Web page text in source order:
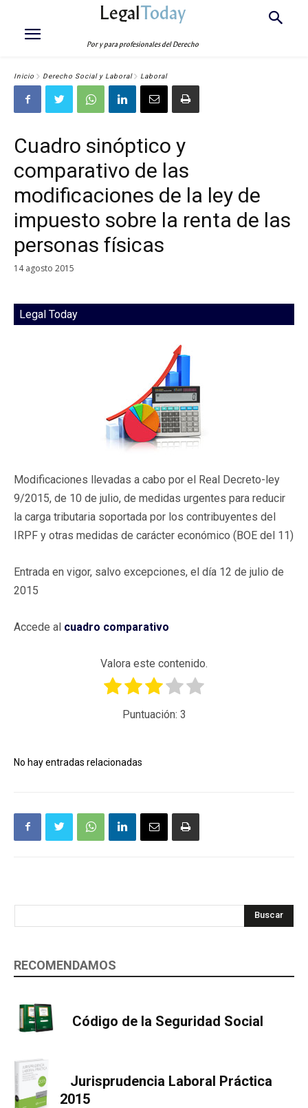
LegalToday
Por y para profesionales del Derecho
Inicio Derecho Social y Laboral Laboral
Cuadro sinóptico y
comparativo de las
modificaciones de la ley de
impuesto sobre la renta de las
personas físicas
14 agosto 2015
Legal Today
Modificaciones llevadas a cabo por el Real Decreto-ley
9/2015, de 10 de julio, de medidas urgentes para reducir
la carga tributaria soportada por los contribuyentes del
IRPF y otras medidas de carácter económico (BOE del 11)
Entrada en vigor, salvo excepciones, el día 12 de julio de
2015
Accede al cuadro comparativo
Valora este contenido.
Puntuación: 3
No hay entradas relacionadas
Buscar
RECOMENDAMOS
Código de la Seguridad Social
Jurisprudencia Laboral Práctica
2015